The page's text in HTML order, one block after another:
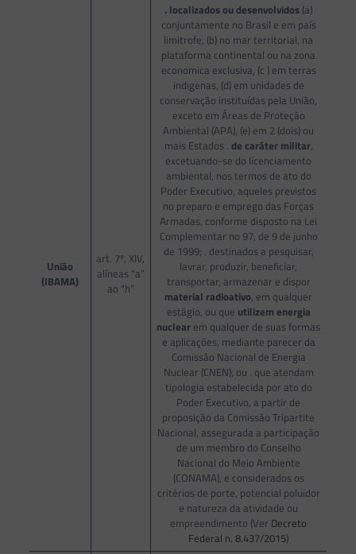
União
(IBAMA)
art. 7º, XIV,
alíneas “a”
ao “h”
. localizados ou desenvolvidos (a)
conjuntamente no Brasil e em país
limitrofe, (b) no mar territorial, na
plataforma continental ou na zona
economica exclusiva, (c ) em terras
indigenas, (d) em unidades de
conservação instituídas pela União,
exceto em Áreas de Proteção
Ambiental (APA), (e) em 2 (dois) ou
mais Estados . de caráter militar,
excetuando-se do licenciamento
ambiental, nos termos de ato do
Poder Executivo, aqueles previstos
no preparo e emprego das Forças
Armadas, conforme disposto na Lei
Complementar no 97, de 9 de junho
de 1999; . destinados a pesquisar,
lavrar, produzir, beneficiar,
transportar, armazenar e dispor
material radioativo, em qualquer
estágio, ou que utilizem energia
nuclear em qualquer de suas formas
e aplicações, mediante parecer da
Comissão Nacional de Energia
Nuclear (CNEN); ou . que atendam
tipologia estabelecida por ato do
Poder Executivo, a partir de
proposição da Comissão Tripartite
Nacional, assegurada a participação
de um membro do Conselho
Nacional do Meio Ambiente
(CONAMA), e considerados os
critérios de porte, potencial poluidor
e natureza da atividade ou
empreendimento (Ver Decreto
Federal n. 8.437/2015)